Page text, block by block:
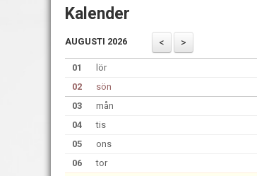
Kalender
AUGUSTI 2026
01
lör
02
sön
03
mån
04
tis
05
ons
06
tor